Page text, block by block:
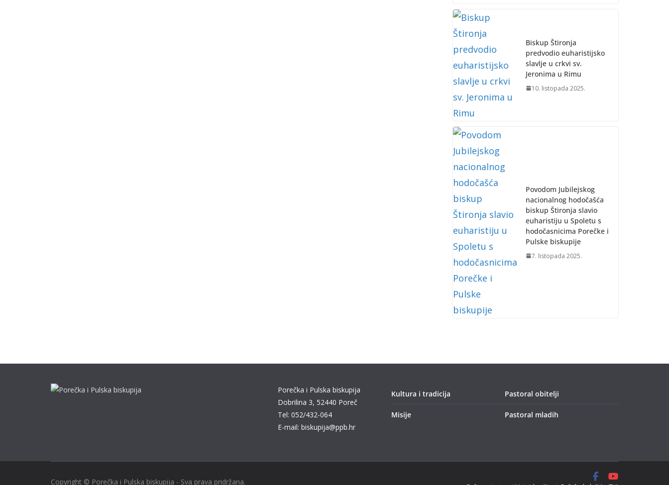
Biskup Štironja
predvodio euharistijsko
slavlje u crkvi sv.
Jeronima u Rimu
10. listopada 2025.
Povodom Jubilejskog
nacionalnog hodočašća
biskup Štironja slavio
euharistiju u Spoletu s
hodočasnicima Porečke i
Pulske biskupije
7. listopada 2025.
Porečka i Pulska biskupija
Dobrilina 3, 52440 Poreč
Tel: 052/432-064
E-mail: biskupija@ppb.hr
Kultura i tradicija
Misije
Pastoral obitelji
Pastoral mladih
Copyright © Porečka i Pulska biskupija - Sva prava pridržana.